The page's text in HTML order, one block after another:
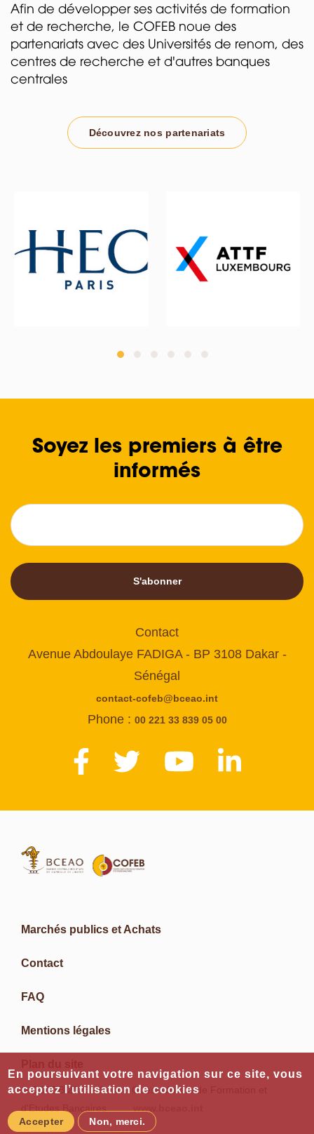
Afin de développer ses activités de formation
et de recherche, le COFEB noue des
partenariats avec des Universités de renom, des
centres de recherche et d'autres banques
centrales
Découvrez nos partenariats
Soyez les premiers à être
informés
S'abonner
Contact
Avenue Abdoulaye FADIGA - BP 3108 Dakar -
Sénégal
contact-cofeb@bceao.int
Phone : 00 221 33 839 05 00
Marchés publics et Achats
Contact
FAQ
Mentions légales
© COFEB 2023 - Centre Ouest Africain de Formation et
En poursuivant votre navigation sur ce site, vous
acceptez l’utilisation de cookies
Accepter Non, merci.